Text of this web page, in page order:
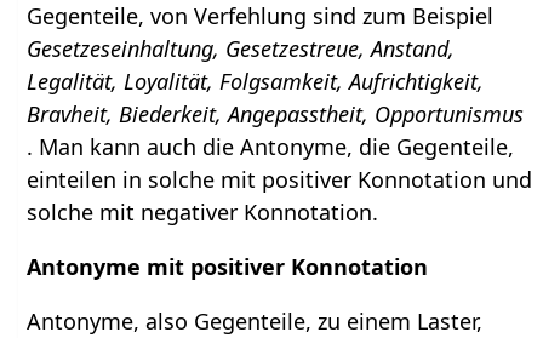
Gegenteile, von Verfehlung sind zum Beispiel
Gesetzeseinhaltung, Gesetzestreue, Anstand,
Legalität, Loyalität, Folgsamkeit, Aufrichtigkeit,
Bravheit, Biederkeit, Angepasstheit, Opportunismus
. Man kann auch die Antonyme, die Gegenteile,
einteilen in solche mit positiver Konnotation und
solche mit negativer Konnotation.
Antonyme mit positiver Konnotation
Antonyme, also Gegenteile, zu einem Laster,